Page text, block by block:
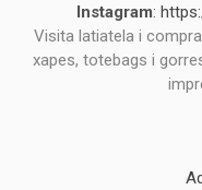
Instagram:
Visita latiatela i
xapes, totebags i